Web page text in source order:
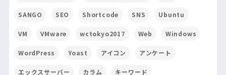
SANGO SEO Shortcode SNS Ubuntu
VM VMware wctokyo2017 Web Windows
WordPress Yoast アイコン アンケート
エックスサーバー カラム キーワード